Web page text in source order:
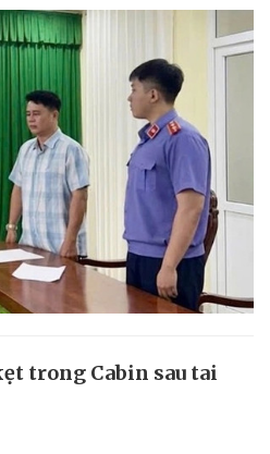
trong Cabin sau tai